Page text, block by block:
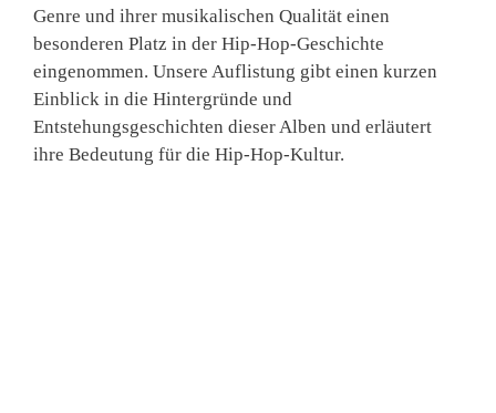
Genre und ihrer musikalischen Qualität einen
besonderen Platz in der Hip-Hop-Geschichte
eingenommen. Unsere Auflistung gibt einen kurzen
Einblick in die Hintergründe und
Entstehungsgeschichten dieser Alben und erläutert
ihre Bedeutung für die Hip-Hop-Kultur.